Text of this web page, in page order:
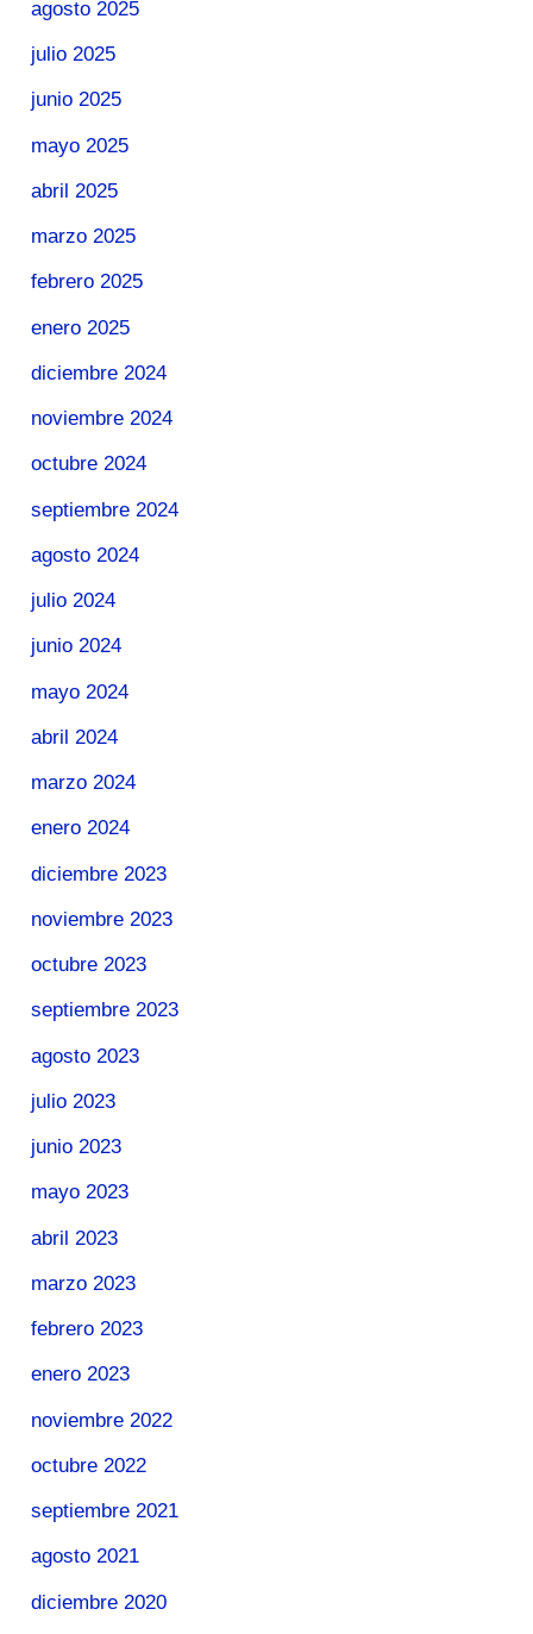
agosto 2025
julio 2025
junio 2025
mayo 2025
abril 2025
marzo 2025
febrero 2025
enero 2025
diciembre 2024
noviembre 2024
octubre 2024
septiembre 2024
agosto 2024
julio 2024
junio 2024
mayo 2024
abril 2024
marzo 2024
enero 2024
diciembre 2023
noviembre 2023
octubre 2023
septiembre 2023
agosto 2023
julio 2023
junio 2023
mayo 2023
abril 2023
marzo 2023
febrero 2023
enero 2023
noviembre 2022
octubre 2022
septiembre 2021
agosto 2021
diciembre 2020